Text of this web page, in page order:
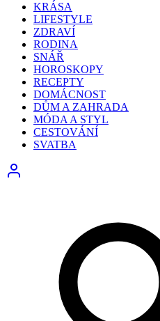
KRÁSA
LIFESTYLE
ZDRAVÍ
RODINA
SNÁŘ
HOROSKOPY
RECEPTY
DOMÁCNOST
DŮM A ZAHRADA
MÓDA A STYL
CESTOVÁNÍ
SVATBA